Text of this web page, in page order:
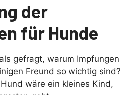
der
für Hunde
gefragt, warum Impfungen
Freund so wichtig sind?
wäre ein kleines Kind,